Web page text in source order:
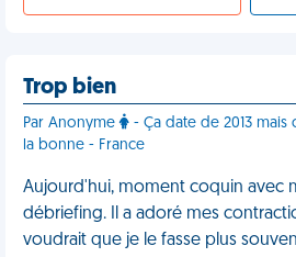
Trop bien
Par Anonyme
- Ça date de 2013 mais
la bonne - France
Aujourd'hui, moment coquin avec
débriefing. Il a adoré mes
voudrait que je le fasse plus